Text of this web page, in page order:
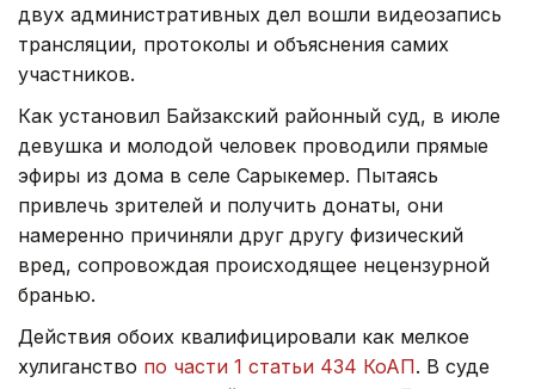
двух административных дел вошли видеозапись
трансляции, протоколы и объяснения самих
участников.
Как установил Байзакский районный суд, в июле
девушка и молодой человек проводили прямые
эфиры из дома в селе Сарыкемер. Пытаясь
привлечь зрителей и получить донаты, они
намеренно причиняли друг другу физический
вред, сопровождая происходящее нецензурной
бранью.
Действия обоих квалифицировали как мелкое
хулиганство по части 1 статьи 434 КоАП. В суде